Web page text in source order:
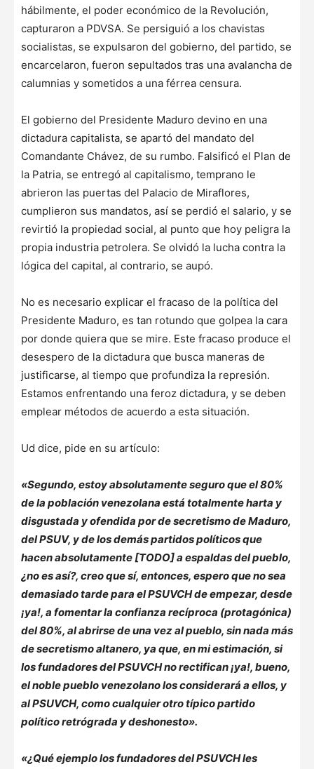
hábilmente, el poder económico de la Revolución,
capturaron a PDVSA. Se persiguió a los chavistas
socialistas, se expulsaron del gobierno, del partido, se
encarcelaron, fueron sepultados tras una avalancha de
calumnias y sometidos a una férrea censura.
El gobierno del Presidente Maduro devino en una
dictadura capitalista, se apartó del mandato del
Comandante Chávez, de su rumbo. Falsificó el Plan de
la Patria, se entregó al capitalismo, temprano le
abrieron las puertas del Palacio de Miraflores,
cumplieron sus mandatos, así se perdió el salario, y se
revirtió la propiedad social, al punto que hoy peligra la
propia industria petrolera. Se olvidó la lucha contra la
lógica del capital, al contrario, se aupó.
No es necesario explicar el fracaso de la política del
Presidente Maduro, es tan rotundo que golpea la cara
por donde quiera que se mire. Este fracaso produce el
desespero de la dictadura que busca maneras de
justificarse, al tiempo que profundiza la represión.
Estamos enfrentando una feroz dictadura, y se deben
emplear métodos de acuerdo a esta situación.
Ud dice, pide en su artículo:
«Segundo, estoy absolutamente seguro que el 80%
de la población venezolana está totalmente harta y
disgustada y ofendida por de secretismo de Maduro,
del PSUV, y de los demás partidos políticos que
hacen absolutamente [TODO] a espaldas del pueblo,
¿no es así?, creo que sí, entonces, espero que no sea
demasiado tarde para el PSUVCH de empezar, desde
¡ya!, a fomentar la confianza recíproca (protagónica)
del 80%, al abrirse de una vez al pueblo, sin nada más
de secretismo altanero, ya que, en mi estimación, si
los fundadores del PSUVCH no rectifican ¡ya!, bueno,
el noble pueblo venezolano los considerará a ellos, y
al PSUVCH, como cualquier otro típico partido
político retrógrada y deshonesto».
«¿Qué ejemplo los fundadores del PSUVCH les